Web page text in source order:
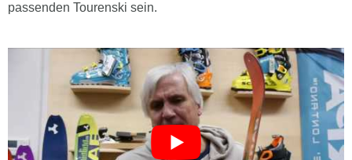
passenden Tourenski sein.